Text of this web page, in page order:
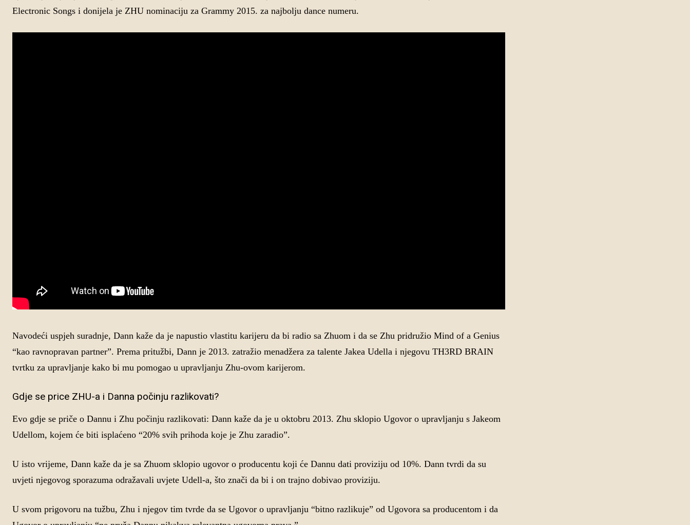
Electronic Songs i donijela je ZHU nominaciju za Grammy 2015. za najbolju dance numeru.
Navodeći uspjeh suradnje, Dann kaže da je napustio vlastitu karijeru da bi radio sa Zhuom i da se Zhu pridružio Mind of a Genius
“kao ravnopravan partner”. Prema pritužbi, Dann je 2013. zatražio menadžera za talente Jakea Udella i njegovu TH3RD BRAIN
tvrtku za upravljanje kako bi mu pomogao u upravljanju Zhu-ovom karijerom.
Gdje se price ZHU-a i Danna počinju razlikovati?
Evo gdje se priče o Dannu i Zhu počinju razlikovati: Dann kaže da je u oktobru 2013. Zhu sklopio Ugovor o upravljanju s Jakeom
Udellom, kojem će biti isplaćeno “20% svih prihoda koje je Zhu zaradio”.
U isto vrijeme, Dann kaže da je sa Zhuom sklopio ugovor o producentu koji će Dannu dati proviziju od 10%. Dann tvrdi da su
uvjeti njegovog sporazuma odražavali uvjete Udell-a, što znači da bi i on trajno dobivao proviziju.
U svom prigovoru na tužbu, Zhu i njegov tim tvrde da se Ugovor o upravljanju “bitno razlikuje” od Ugovora sa producentom i da